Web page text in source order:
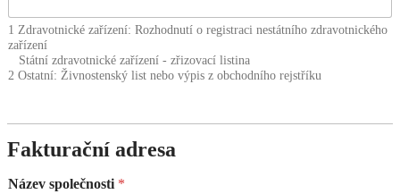
1 Zdravotnické zařízení: Rozhodnutí o registraci nestátního zdravotnického
zařízení
Státní zdravotnické zařízení - zřizovací listina
2 Ostatní: Živnostenský list nebo výpis z obchodního rejstříku
Fakturační adresa
Název společnosti *